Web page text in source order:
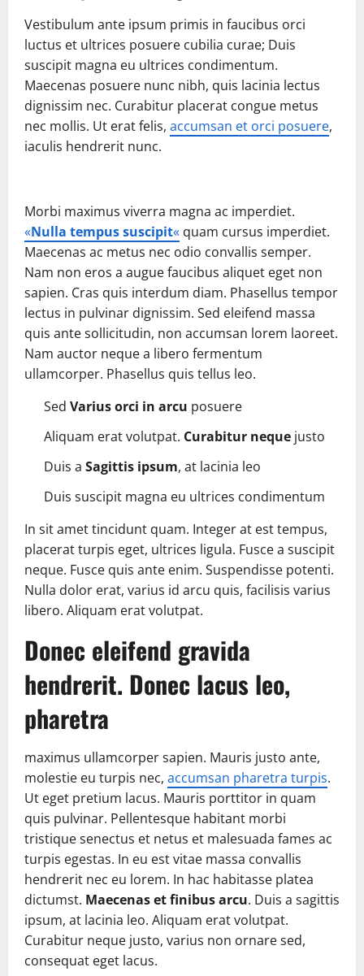
Vestibulum ante ipsum primis in faucibus orci
luctus et ultrices posuere cubilia curae; Duis
suscipit magna eu ultrices condimentum.
Maecenas posuere nunc nibh, quis lacinia lectus
dignissim nec. Curabitur placerat congue metus
nec mollis. Ut erat felis, accumsan et orci posuere,
iaculis hendrerit nunc.
Morbi maximus viverra magna ac imperdiet.
«Nulla tempus suscipit« quam cursus imperdiet.
Maecenas ac metus nec odio convallis semper.
Nam non eros a augue faucibus aliquet eget non
sapien. Cras quis interdum diam. Phasellus tempor
lectus in pulvinar dignissim. Sed eleifend massa
quis ante sollicitudin, non accumsan lorem laoreet.
Nam auctor neque a libero fermentum
ullamcorper. Phasellus quis tellus leo.
Sed Varius orci in arcu posuere
Aliquam erat volutpat. Curabitur neque justo
Duis a Sagittis ipsum, at lacinia leo
Duis suscipit magna eu ultrices condimentum
In sit amet tincidunt quam. Integer at est tempus,
placerat turpis eget, ultrices ligula. Fusce a suscipit
neque. Fusce quis ante enim. Suspendisse potenti.
Nulla dolor erat, varius id arcu quis, facilisis varius
libero. Aliquam erat volutpat.
Donec eleifend gravida
hendrerit. Donec lacus leo,
pharetra
maximus ullamcorper sapien. Mauris justo ante,
molestie eu turpis nec, accumsan pharetra turpis.
Ut eget pretium lacus. Mauris porttitor in quam
quis pulvinar. Pellentesque habitant morbi
tristique senectus et netus et malesuada fames ac
turpis egestas. In eu est vitae massa convallis
hendrerit nec eu lorem. In hac habitasse platea
dictumst. Maecenas et finibus arcu. Duis a sagittis
ipsum, at lacinia leo. Aliquam erat volutpat.
Curabitur neque justo, varius non ornare sed,
consequat eget lacus.